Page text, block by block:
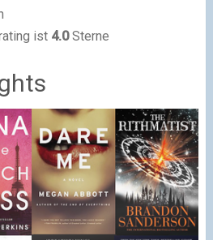
ist 4.0Sterne